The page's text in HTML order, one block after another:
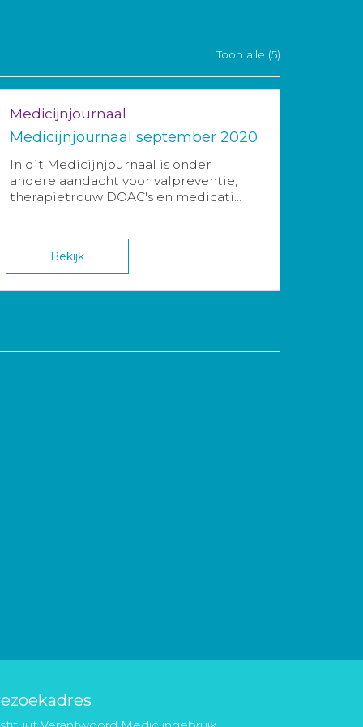
Toon alle (5)
Medicijnjournaal
Medicijnjournaal september 2020
In dit Medicijnjournaal is onder
andere aandacht voor valpreventie,
therapietrouw DOAC's en medicati...
Bekijk